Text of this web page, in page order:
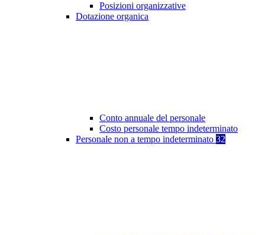
Posizioni organizzative
Dotazione organica
Conto annuale del personale
Costo personale tempo indeterminato
Personale non a tempo indeterminato 32